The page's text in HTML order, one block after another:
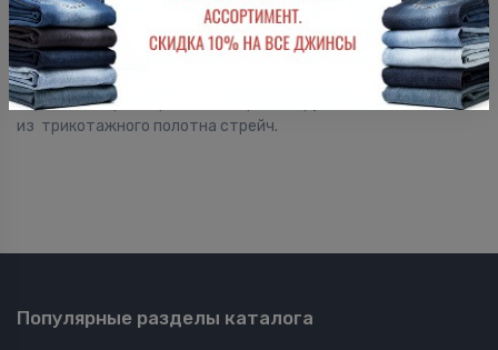
Описание
Мужская футболка F5, Slim fit (прилегающий силуэт), V-
образный вырез горловины, короткий рукав. Выполнена
из трикотажного полотна стрейч.
Популярные разделы каталога